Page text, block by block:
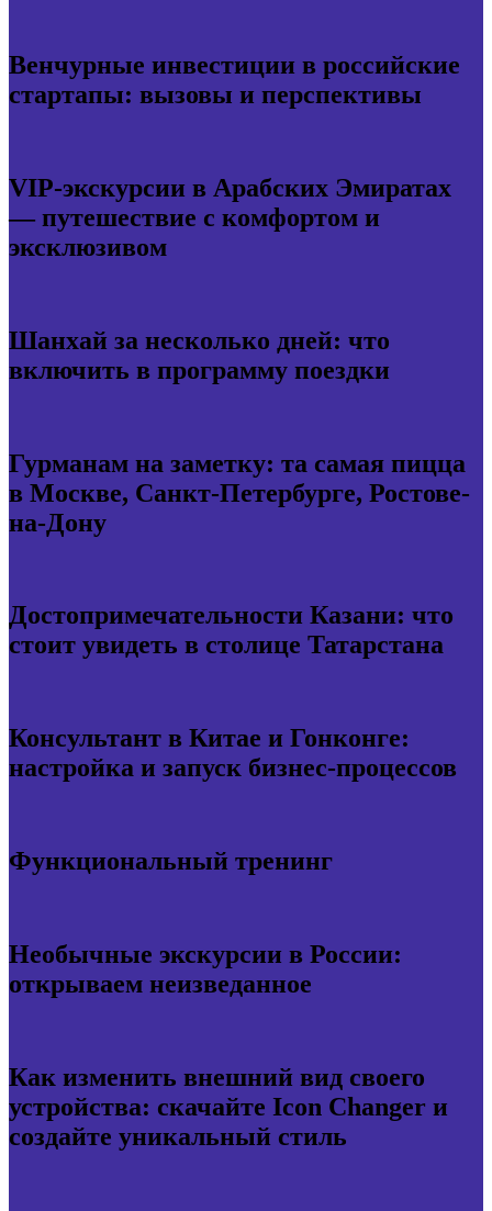
Венчурные инвестиции в российские
стартапы: вызовы и перспективы
VIP-экскурсии в Арабских Эмиратах
— путешествие с комфортом и
эксклюзивом
Шанхай за несколько дней: что
включить в программу поездки
Гурманам на заметку: та самая пицца
в Москве, Санкт-Петербурге, Ростове-
на-Дону
Достопримечательности Казани: что
стоит увидеть в столице Татарстана
Консультант в Китае и Гонконге:
настройка и запуск бизнес-процессов
Функциональный тренинг
Необычные экскурсии в России:
открываем неизведанное
Как изменить внешний вид своего
устройства: скачайте Icon Changer и
создайте уникальный стиль